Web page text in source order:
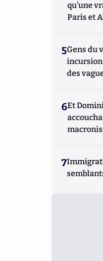
qu’une
Paris et
5Gens du
des
6Et
7